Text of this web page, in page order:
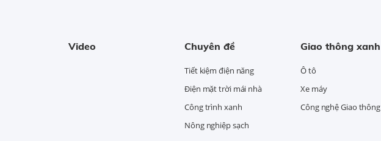
Video Chuyên đề
Tiết kiệm điện năng
Điện mặt trời mái nhà
Công trình xanh
Nông nghiệp sạch
Giao thông xanh
Ô tô
Xe máy
Công nghệ Giao thông